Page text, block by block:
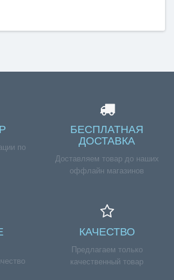
по
БЕСПЛАТНАЯ
ДОСТАВКА
Доставляем товар до наших
оффлайн магазинов
КАЧЕСТВО
Предлагаем только
качественный товар